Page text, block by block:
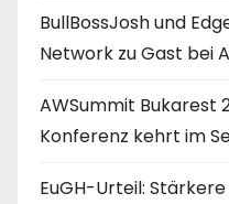
BullBossJosh und
Network zu Gast bei
AWSummit Bukarest
Konferenz kehrt im
EuGH-Urteil: